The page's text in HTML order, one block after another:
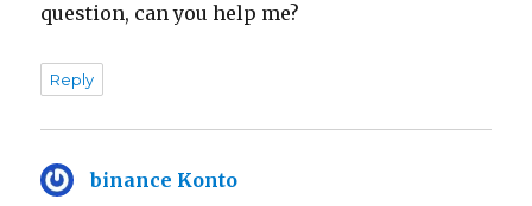
question, can you help me?
Reply
binance Konto